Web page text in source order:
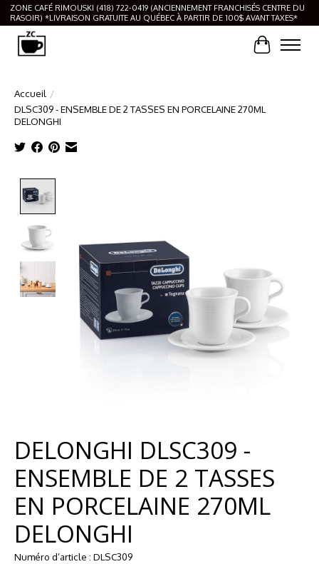
ZONE CAFÉ RIMOUSKI (418) 722-0419 (ANCIENNEMENT FRANCHISÉS CENTRE DU
RASOIR) *LIVRAISON GRATUITE AU QUÉBEC À PARTIR DE 100$ AVANT TAXES*
Panier
Accueil /
DLSC309 - ENSEMBLE DE 2 TASSES EN PORCELAINE 270ML
DELONGHI
DELONGHI DLSC309 -
ENSEMBLE DE 2 TASSES
EN PORCELAINE 270ML
DELONGHI
Numéro d’article : DLSC309